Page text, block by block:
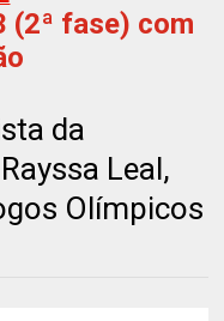
(2ª fase) com
da
Leal,
Olímpicos